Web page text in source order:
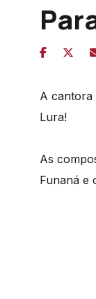
A cantora
Lura!
As
Funaná e